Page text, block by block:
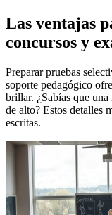
Las ventajas
concursos y
Preparar pruebas
soporte pedagógico
brillar. ¿Sabías que
de alto? Estos detalles
escritas.